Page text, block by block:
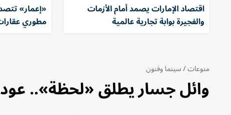
اقتصاد الإمارات يصمد أمام الأزمات
والفجيرة بوابة تجارية عالمية
«إعمار»
مطوري عقارات
منوعات/سينما وفنون
وائل جسار يطلق «لحظة»..